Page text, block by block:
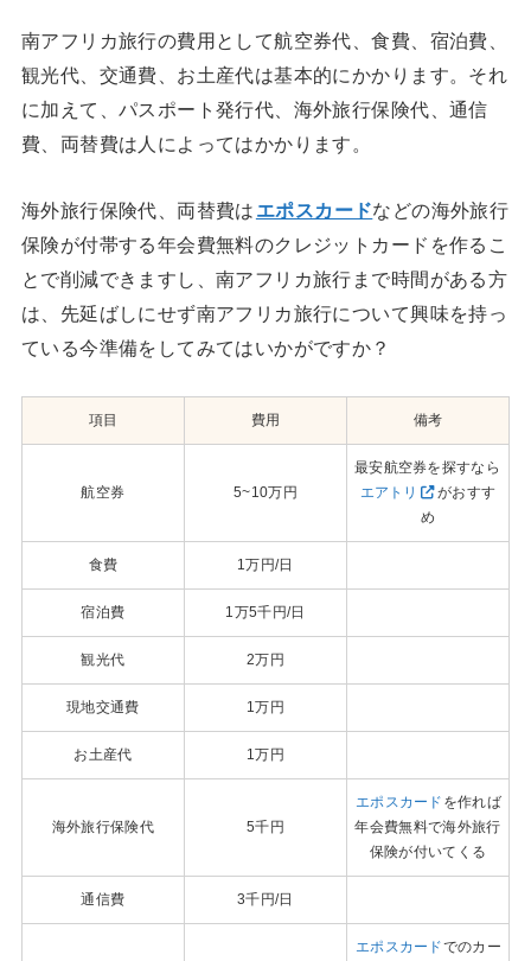
南アフリカ旅行の費用として航空券代、食費、宿泊費、
観光代、交通費、お土産代は基本的にかかります。それ
に加えて、パスポート発行代、海外旅行保険代、通信
費、両替費は人によってはかかります。
海外旅行保険代、両替費は エポスカードなどの海外旅行
保険が付帯する年会費無料のクレジットカードを作るこ
とで削減できますし、南アフリカ旅行まで時間がある方
は、先延ばしにせず南アフリカ旅行について興味を持っ
ている今準備をしてみてはいかがですか？
項目 費用 備考
航空券 5~10万円
最安航空券を探すなら
エアトリ
がおすす
め
食費 1万円/日
宿泊費 1万5千円/日
観光代 2万円
現地交通費 1万円
お土産代 1万円
海外旅行保険代 5千円
エポスカード を作れば
年会費無料で海外旅行
保険が付いてくる
通信費 3千円/日
エポスカードでのカー